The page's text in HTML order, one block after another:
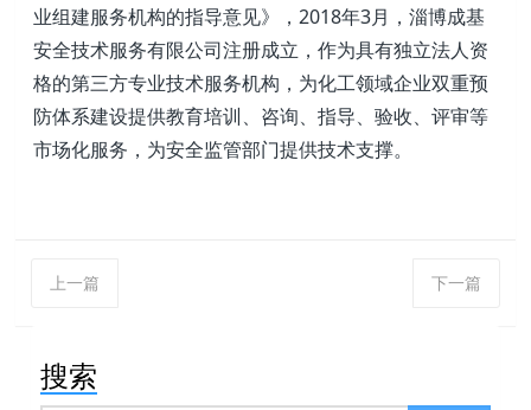
业组建服务机构的指导意见》，2018年3月，淄博成基
安全技术服务有限公司注册成立，作为具有独立法人资
格的第三方专业技术服务机构，为化工领域企业双重预
防体系建设提供教育培训、咨询、指导、验收、评审等
市场化服务，为安全监管部门提供技术支撑。
上一篇 下一篇
搜索